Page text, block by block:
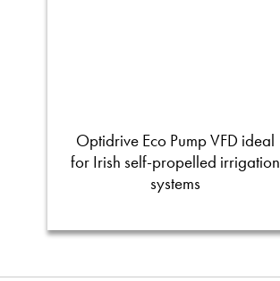
Optidrive Eco Pump VFD ideal
for Irish self-propelled irrigation
systems